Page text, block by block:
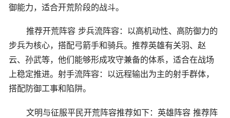
御能力，适合开荒阶段的战斗。
推荐开荒阵容 步兵流阵容：以高机动性、高防御力的
步兵为核心，搭配弓箭手和骑兵。推荐英雄有关羽、赵
云、孙武等，他们能够形成攻守兼备的体系，适合在战场
上稳定推进。射手流阵容：以远程输出为主的射手群体，
搭配防御工事和陷阱。
文明与征服平民开荒阵容推荐如下：英雄阵容 推荐阵